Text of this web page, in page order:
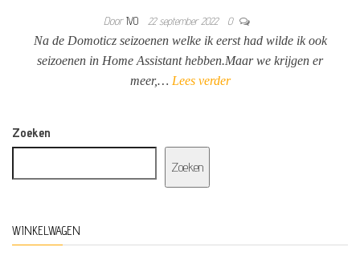
Door IVO 22 september 2022 0
Na de Domoticz seizoenen welke ik eerst had wilde ik ook
seizoenen in Home Assistant hebben.Maar we krijgen er
meer,… Lees verder
Zoeken
Zoeken
WINKELWAGEN